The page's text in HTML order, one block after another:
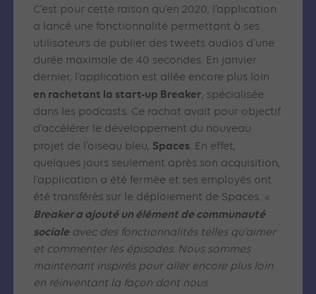
C’est pour cette raison qu’en 2020, l’application
a lancé une fonctionnalité permettant à ses
utilisateurs de publier des tweets audios d’une
durée maximale de 40 secondes. En janvier
dernier, l’application est allée encore plus loin
en rachetant la start-up Breaker, spécialisée
dans les podcasts. Ce rachat avait pour objectif
d’accélérer le développement du nouveau
projet de l’oiseau bleu, Spaces. En effet,
quelques jours seulement après son acquisition,
l’application a été fermée et ses employés ont
été transférés sur le déploiement de Spaces. «
Breaker a ajouté un élément de communauté
sociale avec des fonctionnalités telles qu’aimer
et commenter les épisodes. Nous sommes
maintenant inspirés pour aller encore plus loin
en réinventant la façon dont nous